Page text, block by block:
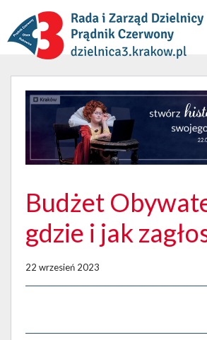
Budżet
gdzie i jak
22 wrzesień 2023